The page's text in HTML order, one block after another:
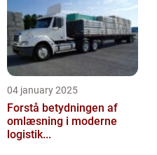
04 january 2025
Forstå betydningen af
omlæsning i moderne
logistik...